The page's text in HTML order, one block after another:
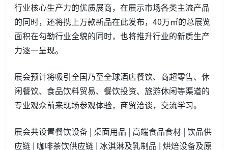
行业核心生产力的优质展商，在展示市场各类主流产品
的同时，还将携上万款新品在此发布，40万㎡的总展览
面积在勾勒行业全貌的同时，也将推升行业的新质生产
力逐一呈现。
展会预计将吸引全国乃至全球酒店餐饮、商超零售、休
闲餐饮、食品饮料贸易、餐饮投资、旅游休闲等渠道的
专业观众前来现场参观体验，商贸洽谈，交流学习。
展会共设置餐饮设备 | 桌面用品 | 高端食品食材 | 饮品供
应链 | 咖啡茶饮供应链 | 冰淇淋及乳制品 | 烘焙设备及原